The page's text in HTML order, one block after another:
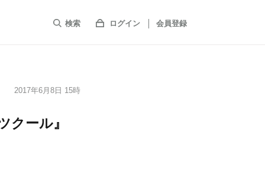
検索 ログイン 会員登録
2017年6月8日 15時
ール』